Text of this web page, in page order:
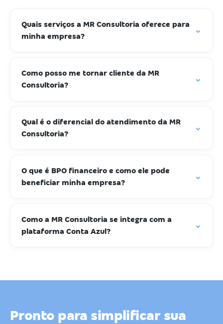
Quais serviços a MR Consultoria oferece para
minha empresa?
⌄
Como posso me tornar cliente da MR
Consultoria?
⌄
Qual é o diferencial do atendimento da MR
Consultoria?
⌄
O que é BPO financeiro e como ele pode
beneficiar minha empresa?
⌄
Como a MR Consultoria se integra com a
plataforma Conta Azul?
⌄
Pronto para simplificar sua